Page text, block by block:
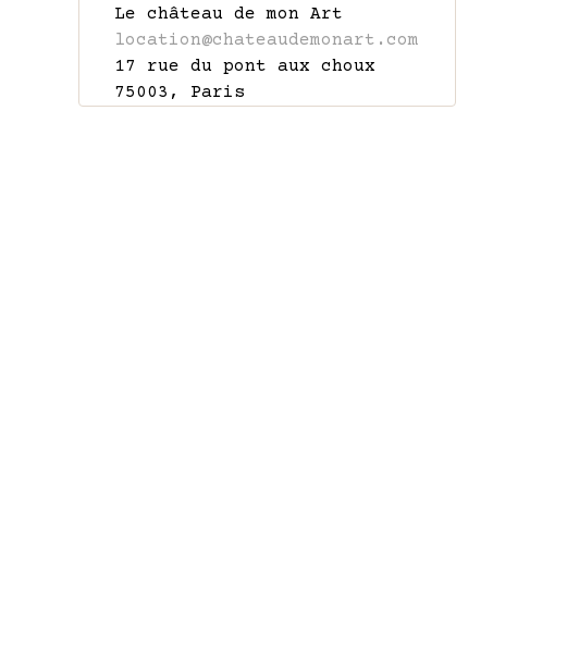
Le château de mon Art
location@chateaudemonart.com
17 rue du pont aux choux
75003, Paris